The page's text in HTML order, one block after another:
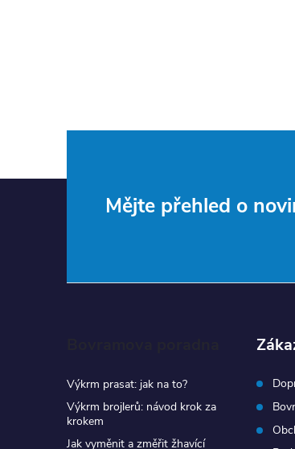
Mějte přehled o
Výkrm prasat: jak na to?
Výkrm brojlerů: návod krok za
krokem
Jak vyměnit a změřit žhavící